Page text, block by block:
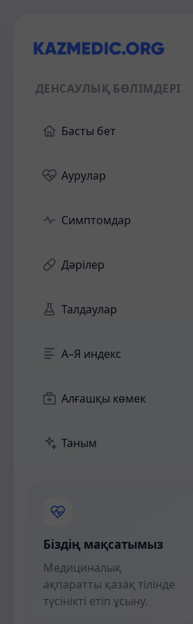
ДЕНСАУЛЫҚ БӨЛІМДЕРІ
Басты бет
Аурулар
Симптомдар
Дәрілер
Талдаулар
А–Я индекс
Алғашқы көмек
Таным
Біздің мақсатымыз
Медициналық
ақпаратты қазақ тілінде
түсінікті етіп ұсыну.